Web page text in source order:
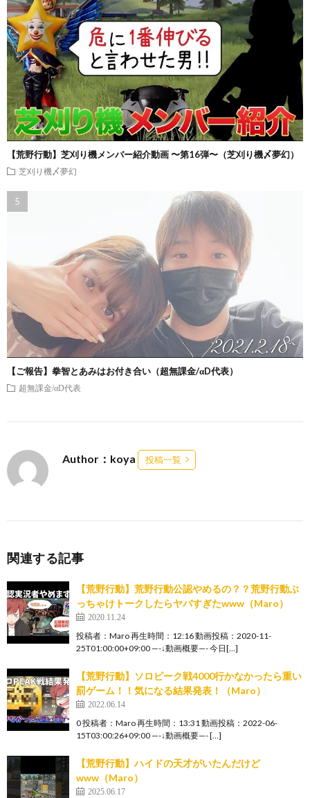
【荒野行動】芝刈り機メンバー紹介動画 〜第16弾〜（芝刈り機〆夢幻）
芝刈り機〆夢幻
【ご報告】拳智とあみはお付き合い（超無課金/αD代表）
超無課金/αD代表
Author：koya 投稿一覧
関連する記事
【荒野行動】荒野行動公認やめるの？？荒野行動ぶ
っちゃけトークしたらヤバすぎたwww（Maro）
2020.11.24
投稿者：Maro 再生時間：12:16 動画投稿：2020-11-
25T01:00:00+09:00 —-↓動画概要—- 今日[…]
【荒野行動】ソロピーク戦4000行かなかったら重い
罰ゲーム！！気になる結果発表！（Maro）
2022.06.14
0 投稿者：Maro 再生時間：13:31 動画投稿：2022-06-
15T03:00:26+09:00 —-↓動画概要—- […]
【荒野行動】ハイドの天才がいたんだけど
www（Maro）
2025.06.17